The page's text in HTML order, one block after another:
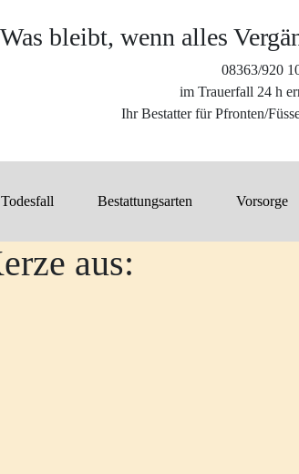
Was bleibt, wenn alles
08363/920
im Trauerfall 24 h
Ihr Bestatter für Pfronten/
Bestattungsarten Vorsorge
aus: